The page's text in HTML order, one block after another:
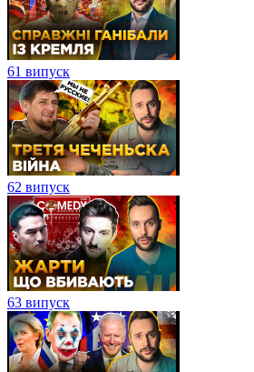
61 випуск
62 випуск
63 випуск